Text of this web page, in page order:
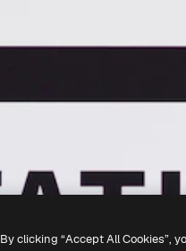
By clicking “Accept All Cookies”,